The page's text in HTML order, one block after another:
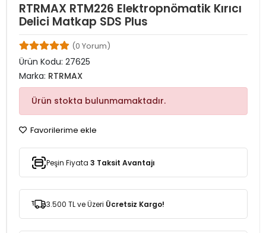
RTRMAX RTM226 Elektropnömatik Kırıcı
Delici Matkap SDS Plus
(0 Yorum)
Ürün Kodu: 27625
Marka: RTRMAX
Ürün stokta bulunmamaktadır.
Favorilerime ekle
Peşin Fiyata 3 Taksit Avantajı
3.500 TL ve Üzeri Ücretsiz Kargo!